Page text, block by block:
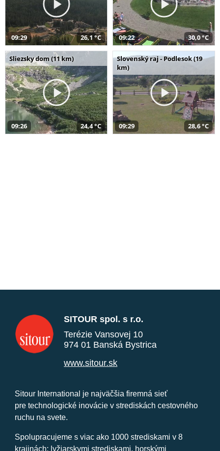
09:29 26,1 °C 09:22 30,0 °C
Sliezsky dom (11 km)
09:26 24,4 °C
Slovenský raj - Podlesok (19
km)
09:29 28,6 °C
SITOUR spol. s r.o.
Terézie Vansovej 10
974 01 Banská Bystrica
www.sitour.sk
Sitour International je najväčšia firemná sieť
pre technologické inovácie v strediskách cestovného
ruchu na svete.
Spolupracujeme s viac ako 1000 strediskami v 8
krajinách: lyžiarskymi strediskami, horskými